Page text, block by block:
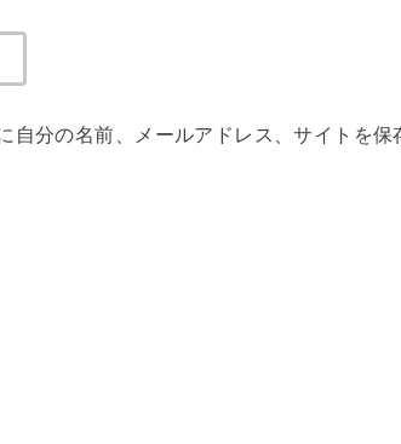
分の名前、メールアドレス、サイトを保